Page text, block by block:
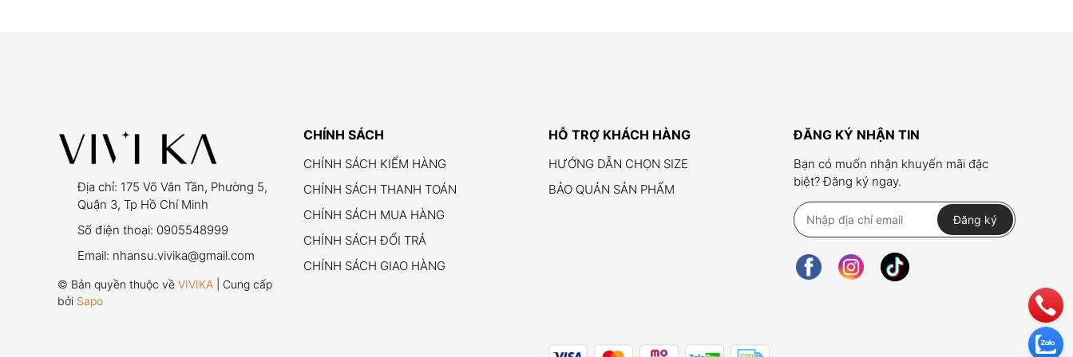
Địa chỉ: 175 Võ Văn Tần, Phường 5,
Quận 3, Tp Hồ Chí Minh
Số điện thoại: 0905548999
Email: nhansu.vivika@gmail.com
© Bản quyền thuộc về VIVIKA | Cung cấp
bởi Sapo
CHÍNH SÁCH
CHÍNH SÁCH KIỂM HÀNG
CHÍNH SÁCH THANH TOÁN
CHÍNH SÁCH MUA HÀNG
CHÍNH SÁCH ĐỔI TRẢ
CHÍNH SÁCH GIAO HÀNG
HỖ TRỢ KHÁCH HÀNG
HƯỚNG DẪN CHỌN SIZE
BẢO QUẢN SẢN PHẨM
ĐĂNG KÝ NHẬN TIN
Bạn có muốn nhận khuyến mãi đặc
biệt? Đăng ký ngay.
Đăng ký